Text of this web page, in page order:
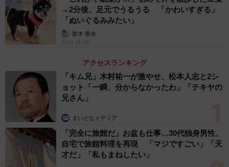
→2分後、足元でうるうる 「かわいすぎる」
「ぬいぐるみみたい」
梨木 香奈
2026.08.09
アクセスランキング
「キム兄」木村祐一が激やせ、松本人志と2シ
ョット「一瞬、分からなかったわ」「テキヤの
兄さん」
まいどなメディア
「完全に旅館だ」お盆も仕事…30代独身男性、
自宅で旅館料理を再現 「マジですごい」「天
才だ」「私もまねしたい」